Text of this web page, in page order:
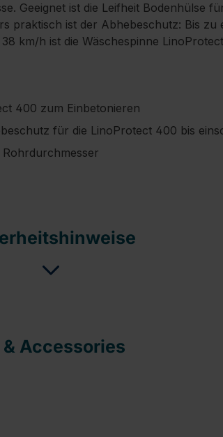
Geeignet ist die Leifheit Bodenhülse
praktisch ist der Abhebeschutz: Bis zu
km/h ist die Wäschespinne
400 zum Einbetonieren
für die LinoProtect 400 bis
& Accessories